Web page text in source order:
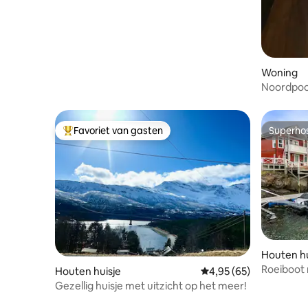
Woning
Topfavoriet van gasten
Favoriet van gasten
Houten huisje Gemiddelde
4,95 (65)
Gezellig huisje met uitzicht op het meer!
Houten